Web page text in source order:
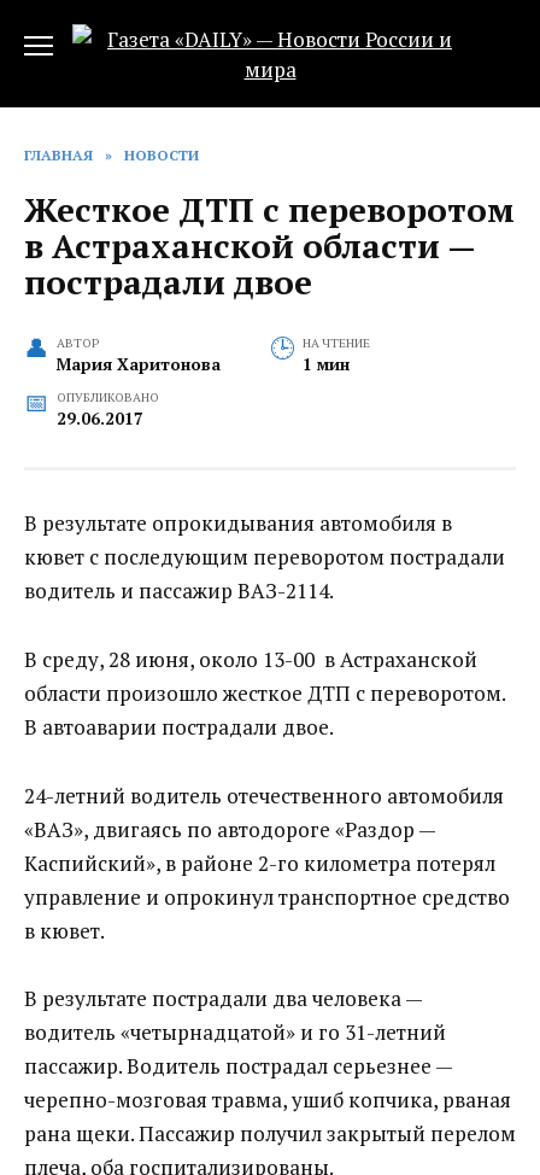
ГЛАВНАЯ » НОВОСТИ
Жесткое ДТП с переворотом
в Астраханской области —
пострадали двое
АВТОР
Мария Харитонова
НА ЧТЕНИЕ
1 мин
ОПУБЛИКОВАНО
29.06.2017
В результате опрокидывания автомобиля в
кювет с последующим переворотом пострадали
водитель и пассажир ВАЗ-2114.
В среду, 28 июня, около 13-00 в Астраханской
области произошло жесткое ДТП с переворотом.
В автоаварии пострадали двое.
24-летний водитель отечественного автомобиля
«ВАЗ», двигаясь по автодороге «Раздор —
Каспийский», в районе 2-го километра потерял
управление и опрокинул транспортное средство
в кювет.
В результате пострадали два человека —
водитель «четырнадцатой» и го 31-летний
пассажир. Водитель пострадал серьезнее —
черепно-мозговая травма, ушиб копчика, рваная
рана щеки. Пассажир получил закрытый перелом
плеча, оба госпитализированы.